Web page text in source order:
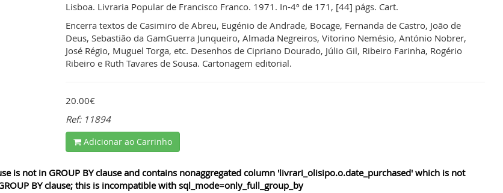
Lisboa. Livraria Popular de Francisco Franco. 1971. In-4º de 171, [44] págs. Cart.
Encerra textos de Casimiro de Abreu, Eugénio de Andrade, Bocage, Fernanda de Castro, João de
Deus, Sebastião da GamGuerra Junqueiro, Almada Negreiros, Vitorino Nemésio, António Nobrer,
José Régio, Muguel Torga, etc. Desenhos de Cipriano Dourado, Júlio Gil, Ribeiro Farinha, Rogério
Ribeiro e Ruth Tavares de Sousa. Cartonagem editorial.
20.00€
Ref: 11894
Adicionar ao Carrinho
is not in GROUP BY clause and contains nonaggregated column 'livrari_olisipo.o.date_purchased' which is not
BY clause; this is incompatible with sql_mode=only_full_group_by